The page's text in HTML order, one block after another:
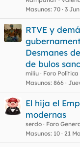
Masunos 70 3
RTVE y
Desmanes
de bulos
miliu
Foro Política
Masunos 866
El hija el
modernas
serdo
Foro
Masunos 10 21